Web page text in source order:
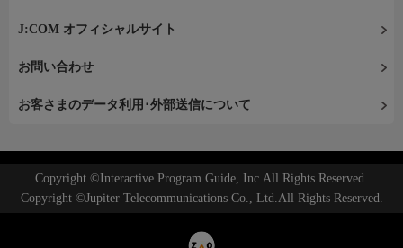
J:COM オフィシャルサイト
お問い合わせ
お客さまのデータ利用･外部送信について
Copyright ©Interactive Program Guide, Inc.All Rights Reserved.
Copyright ©Jupiter Telecommunications Co., Ltd.All Rights Reserved.